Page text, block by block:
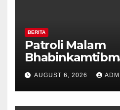
BERITA
Patroli Malam
Pilar Kelurahan
Perkuat
Diajak Aktifkan
AUGUST 6, 2026